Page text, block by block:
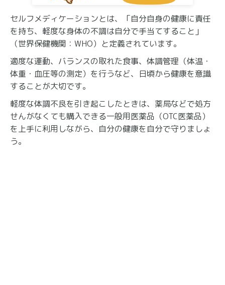
セルフメディケーションとは、「自分自身の健康に責任
を持ち、軽度な身体の不調は自分で手当てすること」
（世界保健機関：WHO）と定義されています。
適度な運動、バランスの取れた食事、体調管理（体温・
体重・血圧等の測定）を行うなど、日頃から健康を意識
することが大切です。
軽度な体調不良を引き起こしたときは、薬局などで処方
せんがなくても購入できる一般用医薬品（OTC医薬品）
を上手に利用しながら、自分の健康を自分で守りましょ
う。